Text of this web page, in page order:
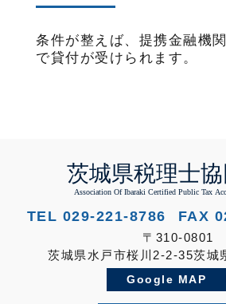
条件が整えば、提携金融機
で貸付が受けられます。
TEL 029-221-8786 FAX
〒310-0801
茨城県水戸市桜川2-2-35茨城
Google MAP